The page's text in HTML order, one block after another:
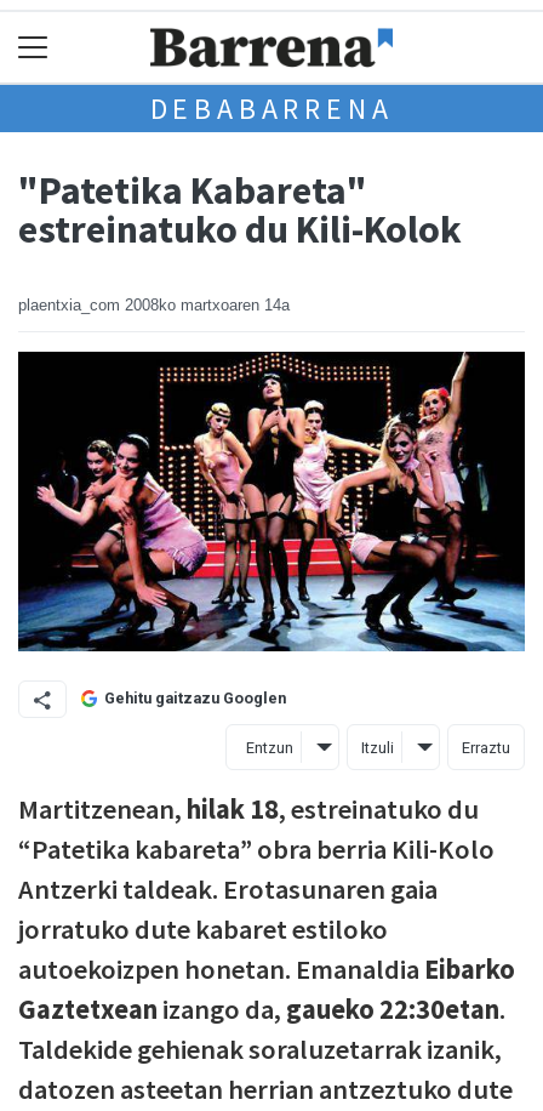
DEBABARRENA
"Patetika Kabareta"
estreinatuko du Kili-Kolok
plaentxia_com 2008ko martxoaren 14a
Gehitu gaitzazu Googlen
Entzun Itzuli Erraztu
Martitzenean, hilak 18, estreinatuko du
“Patetika kabareta” obra berria Kili-Kolo
Antzerki taldeak. Erotasunaren gaia
jorratuko dute kabaret estiloko
autoekoizpen honetan. Emanaldia Eibarko
Gaztetxean izango da, gaueko 22:30etan.
Taldekide gehienak soraluzetarrak izanik,
datozen asteetan herrian antzeztuko dute